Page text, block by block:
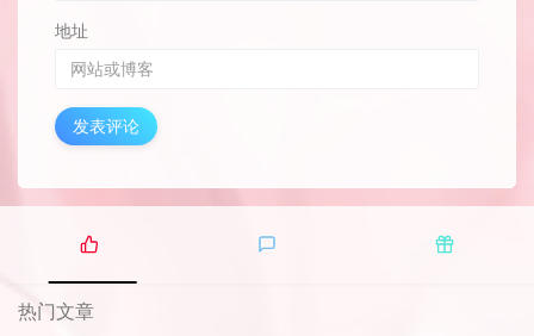
地址
发表评论
热
门
文
热门文章